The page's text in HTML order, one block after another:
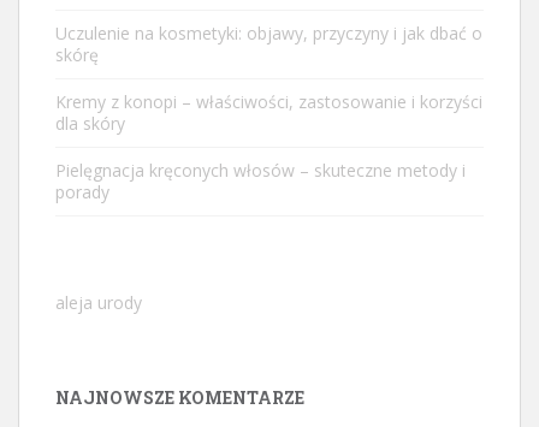
Uczulenie na kosmetyki: objawy, przyczyny i jak dbać o
skórę
Kremy z konopi – właściwości, zastosowanie i korzyści
dla skóry
Pielęgnacja kręconych włosów – skuteczne metody i
porady
aleja urody
NAJNOWSZE KOMENTARZE